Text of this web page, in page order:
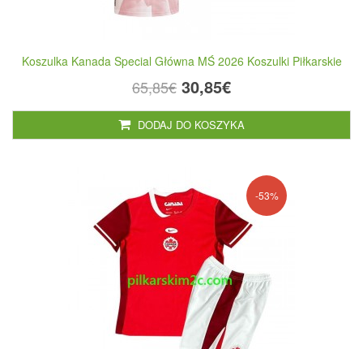
Koszulka Kanada Special Główna MŚ 2026 Koszulki Piłkarskie
65,85€ 30,85€
DODAJ DO KOSZYKA
-53%